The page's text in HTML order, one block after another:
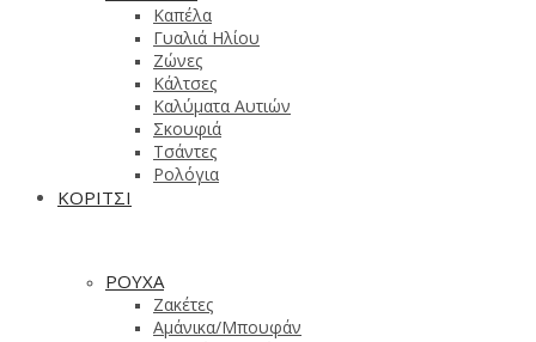
Καπέλα
Γυαλιά Ηλίου
Ζώνες
Κάλτσες
Καλύματα Αυτιών
Σκουφιά
Τσάντες
Ρολόγια
ΚΟΡΙΤΣΙ
ΡΟΥΧΑ
Ζακέτες
Αμάνικα/Μπουφάν